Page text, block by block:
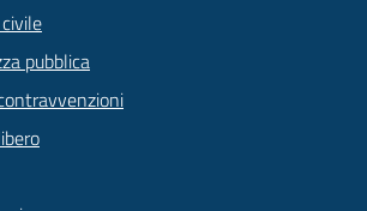
pubblica